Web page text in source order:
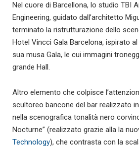
Nel cuore di Barcellona, lo studio TBI
Engineering, guidato dall’architetto
terminato la ristrutturazione dello
Hotel Vincci Gala Barcelona, ispirato
sua musa Gala, le cui immagini
grande Hall.
Altro elemento che colpisce
scultoreo bancone del bar realizzato
nella scenografica tonalità nero
Nocturne” (realizzato grazie alla la
Technology), che contrasta con la